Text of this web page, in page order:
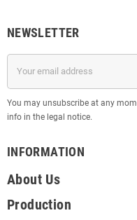
NEWSLETTER
You may unsubscribe at any
info in the legal notice.
INFORMATION
About Us
Production